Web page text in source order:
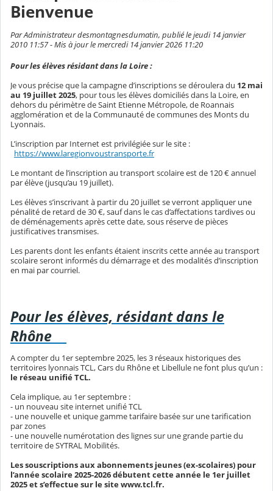
Bienvenue
Par Administrateur desmontagnesdumatin, publié le jeudi 14 janvier
2010 11:57 - Mis à jour le mercredi 14 janvier 2026 11:20
Pour les élèves résidant dans la Loire :
Je vous précise que la campagne d’inscriptions se déroulera du 12 mai
au 19 juillet 2025, pour tous les élèves domiciliés dans la Loire, en
dehors du périmètre de Saint Etienne Métropole, de Roannais
agglomération et de la Communauté de communes des Monts du
Lyonnais.
L’inscription par Internet est privilégiée sur le site :
https://www.laregionvoustransporte.fr
Le montant de l’inscription au transport scolaire est de 120 € annuel
par élève (jusqu’au 19 juillet).
Les élèves s’inscrivant à partir du 20 juillet se verront appliquer une
pénalité de retard de 30 €, sauf dans le cas d’affectations tardives ou
de déménagements après cette date, sous réserve de pièces
justificatives transmises.
Les parents dont les enfants étaient inscrits cette année au transport
scolaire seront informés du démarrage et des modalités d’inscription
en mai par courriel.
Pour les élèves, résidant dans le
Rhône
A compter du 1er septembre 2025, les 3 réseaux historiques des
territoires lyonnais TCL, Cars du Rhône et Libellule ne font plus qu’un :
le réseau unifié TCL.
Cela implique, au 1er septembre :
- un nouveau site internet unifié TCL
- une nouvelle et unique gamme tarifaire basée sur une tarification
par zones
- une nouvelle numérotation des lignes sur une grande partie du
territoire de SYTRAL Mobilités.
Les souscriptions aux abonnements jeunes (ex-scolaires) pour
l’année scolaire 2025-2026 débutent cette année le 1er juillet
2025 et s’effectue sur le site www.tcl.fr.